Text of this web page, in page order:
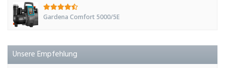
Gardena Comfort 5000/5E
Unsere Empfehlung